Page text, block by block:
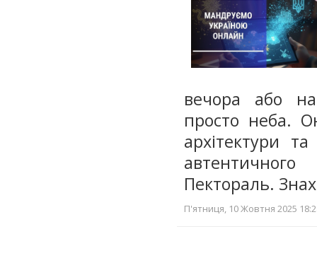
вечора або
просто неба.
архітектури
Пектораль.
П'ятниця, 10 Жовтня 2025